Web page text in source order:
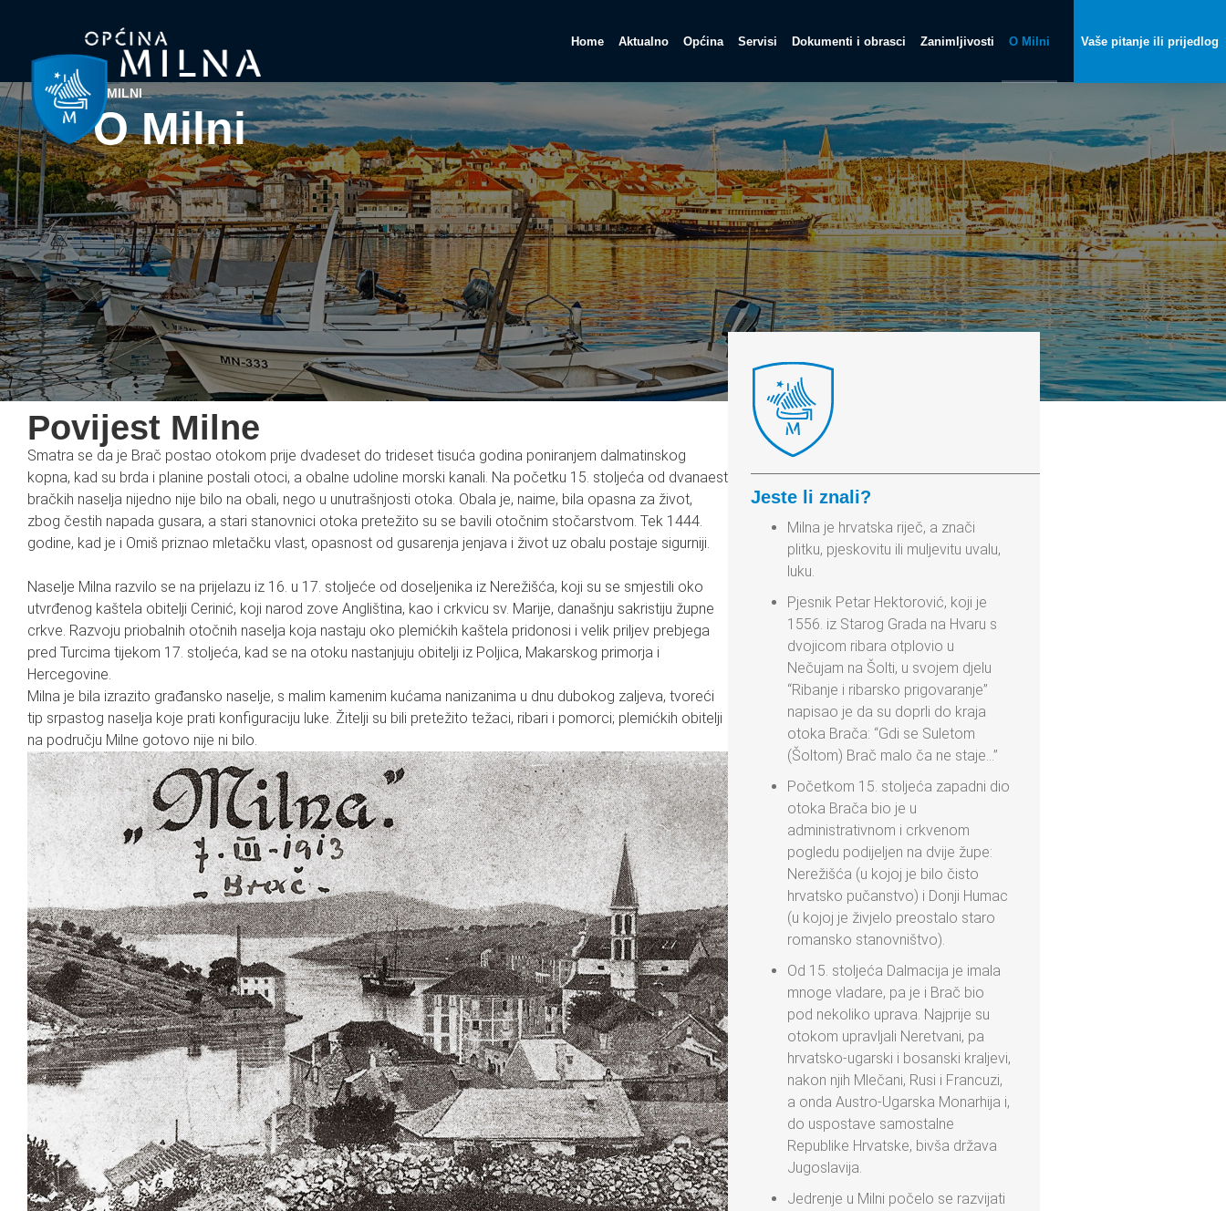
Home Aktualno Općina Servisi Dokumenti i obrasci Zanimljivosti O Milni Vaše pitanje ili prijedlog
O MILNI
O Milni
Povijest Milne
Smatra se da je Brač postao otokom prije dvadeset do trideset tisuća godina poniranjem dalmatinskog
kopna, kad su brda i planine postali otoci, a obalne udoline morski kanali. Na početku 15. stoljeća od dvanaest
bračkih naselja nijedno nije bilo na obali, nego u unutrašnjosti otoka. Obala je, naime, bila opasna za život,
zbog čestih napada gusara, a stari stanovnici otoka pretežito su se bavili otočnim stočarstvom. Tek 1444.
godine, kad je i Omiš priznao mletačku vlast, opasnost od gusarenja jenjava i život uz obalu postaje sigurniji.
Naselje Milna razvilo se na prijelazu iz 16. u 17. stoljeće od doseljenika iz Nerežišća, koji su se smjestili oko
utvrđenog kaštela obitelji Cerinić, koji narod zove Angliština, kao i crkvicu sv. Marije, današnju sakristiju župne
crkve. Razvoju priobalnih otočnih naselja koja nastaju oko plemićkih kaštela pridonosi i velik priljev prebjega
pred Turcima tijekom 17. stoljeća, kad se na otoku nastanjuju obitelji iz Poljica, Makarskog primorja i
Hercegovine.
Milna je bila izrazito građansko naselje, s malim kamenim kućama nanizanima u dnu dubokog zaljeva, tvoreći
tip srpastog naselja koje prati konfiguraciju luke. Žitelji su bili pretežito težaci, ribari i pomorci; plemićkih obitelji
na području Milne gotovo nije ni bilo.
Jeste li znali?
Milna je hrvatska riječ, a znači
plitku, pjeskovitu ili muljevitu uvalu,
luku.
Pjesnik Petar Hektorović, koji je
1556. iz Starog Grada na Hvaru s
dvojicom ribara otplovio u
Nečujam na Šolti, u svojem djelu
“Ribanje i ribarsko prigovaranje”
napisao je da su doprli do kraja
otoka Brača: “Gdi se Suletom
(Šoltom) Brač malo ča ne staje…”
Početkom 15. stoljeća zapadni dio
otoka Brača bio je u
administrativnom i crkvenom
pogledu podijeljen na dvije župe:
Nerežišća (u kojoj je bilo čisto
hrvatsko pučanstvo) i Donji Humac
(u kojoj je živjelo preostalo staro
romansko stanovništvo).
Od 15. stoljeća Dalmacija je imala
mnoge vladare, pa je i Brač bio
pod nekoliko uprava. Najprije su
otokom upravljali Neretvani, pa
hrvatsko-ugarski i bosanski kraljevi,
nakon njih Mlečani, Rusi i Francuzi,
a onda Austro-Ugarska Monarhija i,
do uspostave samostalne
Republike Hrvatske, bivša država
Jugoslavija.
Jedrenje u Milni počelo se razvijati